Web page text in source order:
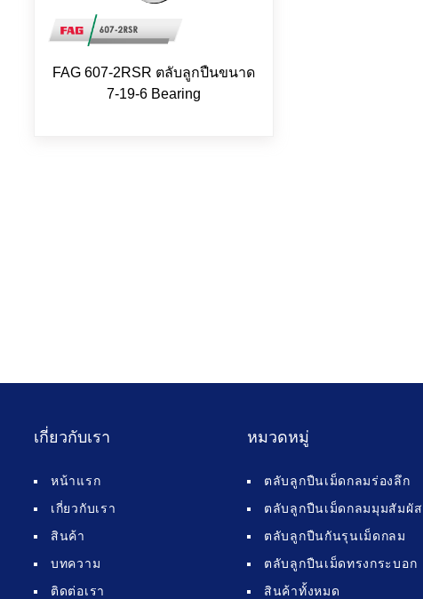
FAG 607-2RSR ตลับลูกปืนขนาด
7-19-6 Bearing
เกี่ยวกับเรา
หน้าแรก
เกี่ยวกับเรา
สินค้า
บทความ
ติดต่อเรา
หมวดหมู่
ตลับลูกปืนเม็ดกลมร่องลึก
ตลับลูกปืนเม็ดกลมมุมสัมผัส
ตลับลูกปืนกันรุนเม็ดกลม
ตลับลูกปืนเม็ดทรงกระบอก
สินค้าทั้งหมด